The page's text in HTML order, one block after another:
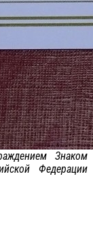
Знаком
Федерации